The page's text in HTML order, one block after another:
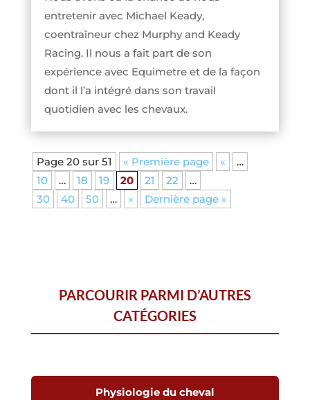
entretenir avec Michael Keady,
coentraîneur chez Murphy and Keady
Racing. Il nous a fait part de son
expérience avec Equimetre et de la façon
dont il l’a intégré dans son travail
quotidien avec les chevaux.
Page 20 sur 51 « Première page «
…
10
… 18 19 20 21 22
…
30
40 50 … » Dernière page »
PARCOURIR PARMI D’AUTRES
CATÉGORIES
Physiologie du cheval